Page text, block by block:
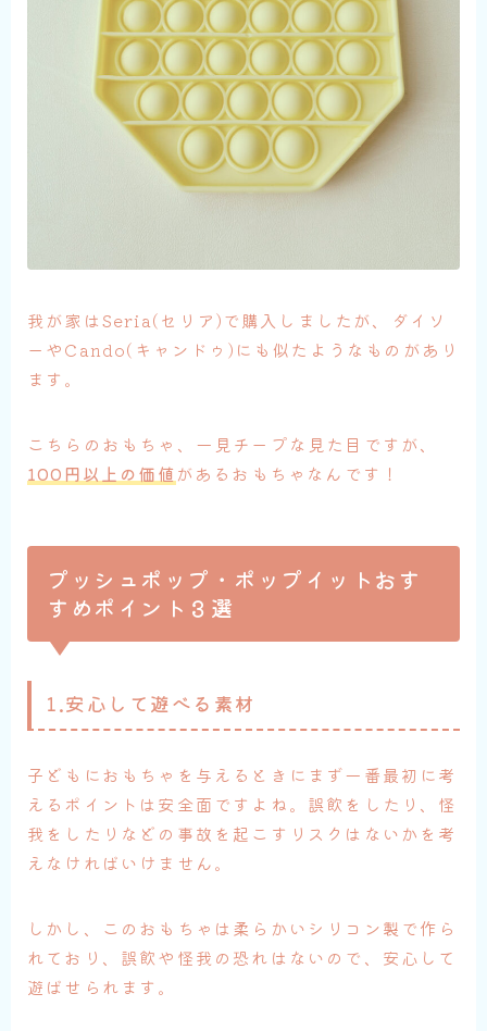
我が家はSeria(セリア)で購入しましたが、ダイソ
ーやCando(キャンドゥ)にも似たようなものがあり
ます。
こちらのおもちゃ、一見チープな見た目ですが、
100円以上の価値 があるおもちゃなんです！
プッシュポップ・ポップイットおす
すめポイント３選
1.安心して遊べる素材
子どもにおもちゃを与えるときにまず一番最初に考
えるポイントは安全面ですよね。誤飲をしたり、怪
我をしたりなどの事故を起こすリスクはないかを考
えなければいけません。
しかし、このおもちゃは柔らかいシリコン製で作ら
れており、誤飲や怪我の恐れはないので、安心して
遊ばせられます。